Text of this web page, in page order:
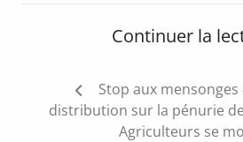
Continuer la
Navigation
Stop aux
distribution sur la pénurie
Agriculteurs se